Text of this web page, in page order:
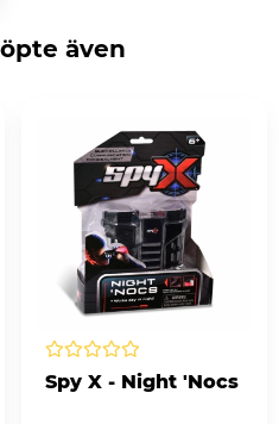
även
Spy X - Night 'Nocs